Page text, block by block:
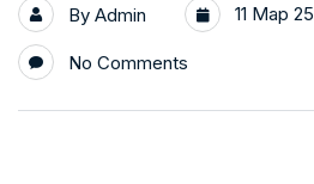
By Admin 11 Мар 25
No Comments